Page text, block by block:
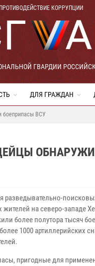
ПРОТИВОДЕЙСТВИЕ КОРРУПЦИИ
ГВАРДИИ
ДЛЯ ГРАЖДАН
боеприпасы ВСУ
разведывательно-
жителей на северо-западе
более полутора тысяч
1000 артиллерийских
пригодные для